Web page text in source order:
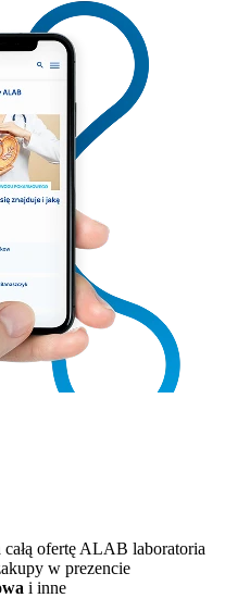
całą ofertę ALAB laboratoria
w prezencie
i inne